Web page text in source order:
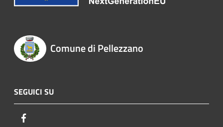
Comune di Pellezzano
SEGUICI SU